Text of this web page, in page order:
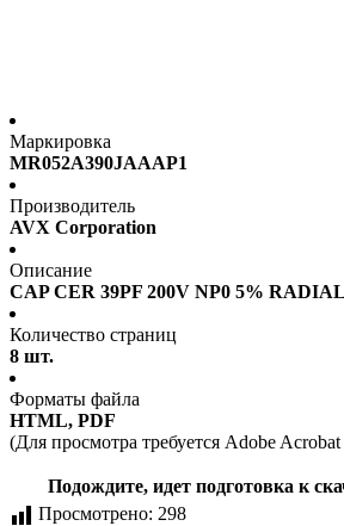
Маркировка
MR052A390JAAAP1
Производитель
AVX Corporation
Описание
CAP CER 39PF 200V NP0 5% RADIAL
Количество страниц
8 шт.
Форматы файла
HTML, PDF
(Для просмотра требуется Adobe Acrobat
Подождите, идет подготовка к
Просмотрено: 298